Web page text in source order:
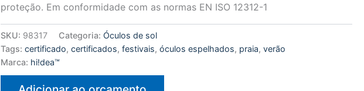
proteção. Em conformidade com as normas EN ISO 12312-1
SKU: 98317 Categoria:Óculos de sol
Tags:certificado,certificados,festivais,óculos espelhados, praia,verão
Marca: hi!dea™